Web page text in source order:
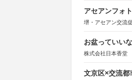
アセアンフォ
堺・アセアン交流
お盆っていい
株式会社日本香堂
文京区×交流都